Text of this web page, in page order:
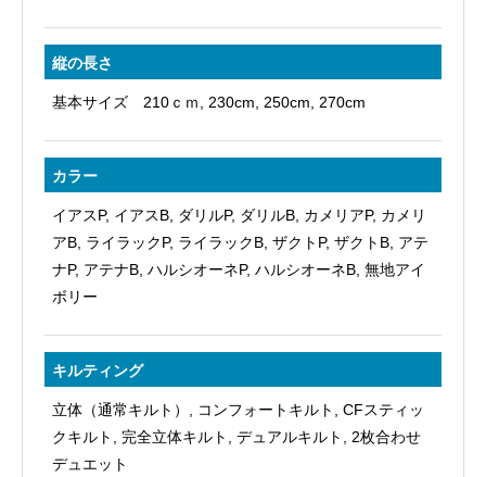
縦の長さ
基本サイズ 210ｃｍ, 230cm, 250cm, 270cm
カラー
イアスP, イアスB, ダリルP, ダリルB, カメリアP, カメリ
アB, ライラックP, ライラックB, ザクトP, ザクトB, アテ
ナP, アテナB, ハルシオーネP, ハルシオーネB, 無地アイ
ボリー
キルティング
立体（通常キルト）, コンフォートキルト, CFスティッ
クキルト, 完全立体キルト, デュアルキルト, 2枚合わせ
デュエット